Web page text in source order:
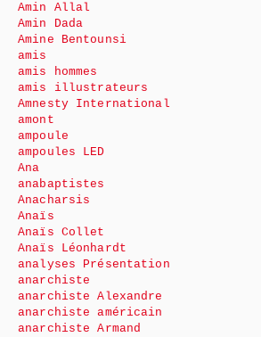
Amin Allal
Amin Dada
Amine Bentounsi
amis
amis hommes
amis illustrateurs
Amnesty International
amont
ampoule
ampoules LED
Ana
anabaptistes
Anacharsis
Anaïs
Anaïs Collet
Anaïs Léonhardt
analyses Présentation
anarchiste
anarchiste Alexandre
anarchiste américain
anarchiste Armand